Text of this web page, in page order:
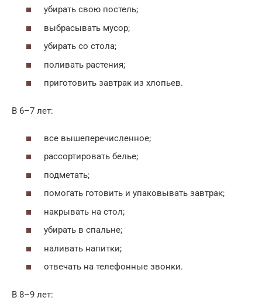
убирать свою постель;
выбрасывать мусор;
убирать со стола;
поливать растения;
приготовить завтрак из хлопьев.
В 6–7 лет:
все вышеперечисленное;
рассортировать белье;
подметать;
помогать готовить и упаковывать завтрак;
накрывать на стол;
убирать в спальне;
наливать напитки;
отвечать на телефонные звонки.
В 8–9 лет: